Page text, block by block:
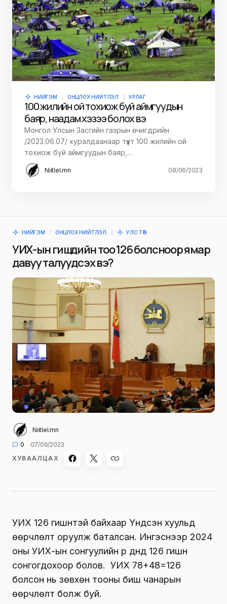
НИЙГЭМ ОНЦЛОХ НИЙТЛЭЛ УРЛАГ
100 жилийн ой тохиож буй аймгуудын
баяр, наадам хэзээ болох вэ
Монгол Улсын Засгийн газрын өчигдрийн
/2023.06.07/ хуралдаанаар түүхт 100 жилийн ой
тохиож буй аймгуудын баяр,…
Niitlel.mn 08/06/2023
НИЙГЭМ ОНЦЛОХ НИЙТЛЭЛ УЛС ТӨР
УИХ-ын гишүүдийн тоо 126 болсноор ямар
давуу талууд үүсэх вэ?
Niitlel.mn
0
07/06/2023
ХУВААЛЦАХ
УИХ 126 гишүүнтэй байхаар Үндсэн хуульд
өөрчлөлт оруулж баталсан. Ингэснээр 2024
оны УИХ-ын сонгуулийн үр дүнд 126 гишүүн
сонгогдохоор болов. УИХ 78+48=126
болсон нь зөвхөн тооны биш чанарын
өөрчлөлт болж буй.